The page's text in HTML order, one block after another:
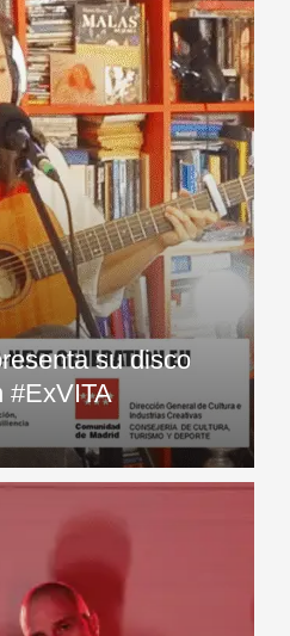
su disco
#ExVITA